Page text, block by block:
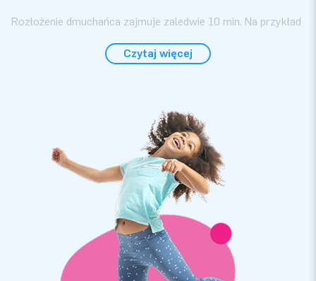
Rozłożenie dmuchańca zajmuje zaledwie 10 min. Na przykład
Dmuchaniec dostarczany jest w kompaktowej zwiniętej
transportową i zrozumiałą instrukcją obsługi.
Podsumowując: to kompletny zestaw gwarantujący
wspaniałe przeżycia.
Zaufaj najwyższej jakości i pięcioletniej gwarancji
Nie da się nie zauważyć, że produkt wykonany jest z
wytrzymałego PVC najwyższej jakości. Dmuchańce od JB
posiadają również liczne wzmocnienia i wielokrotne szwy.
Tym samym wybierasz bardzo trwały materiał, który łatwo
utrzymać w czystości. Nasz dmuchaniec Maxi traktor
Czytaj więcej